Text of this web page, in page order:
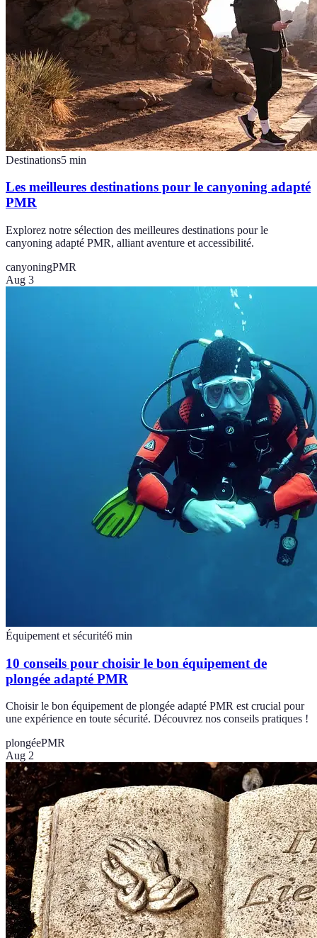
Destinations5 min
Les meilleures destinations pour le canyoning adapté
PMR
Explorez notre sélection des meilleures destinations pour le
canyoning adapté PMR, alliant aventure et accessibilité.
canyoningPMR
Aug 3
Équipement et sécurité6 min
10 conseils pour choisir le bon équipement de
plongée adapté PMR
Choisir le bon équipement de plongée adapté PMR est crucial pour
une expérience en toute sécurité. Découvrez nos conseils pratiques !
plongéePMR
Aug 2